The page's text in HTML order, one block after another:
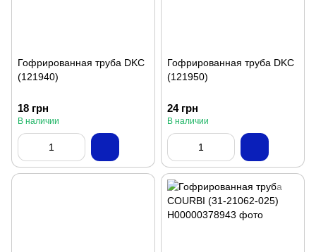
Гофрированная труба DKC
(121940)
18 грн
В наличии
Гофрированная труба DKC
(121950)
24 грн
В наличии